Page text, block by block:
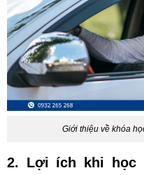
Giới thiệu về khóa
2. Lợi ích khi học